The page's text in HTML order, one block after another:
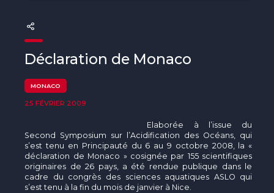
Beyond Plastic Med : BeMed
OACIS
Initiative Homme - Faune sauvage
Déclaration de Monaco
MONACO
25 FÉVRIER 2009
Elaborée à l’issue du
Second Symposium sur l’Acidification des Océans, qui
s’est tenu en Principauté du 6 au 9 octobre 2008, la «
déclaration de Monaco » cosignée par 155 scientifiques
originaires de 26 pays, a été rendue publique dans le
cadre du congrès des sciences aquatiques ASLO qui
s’est tenu à la fin du mois de janvier à Nice.